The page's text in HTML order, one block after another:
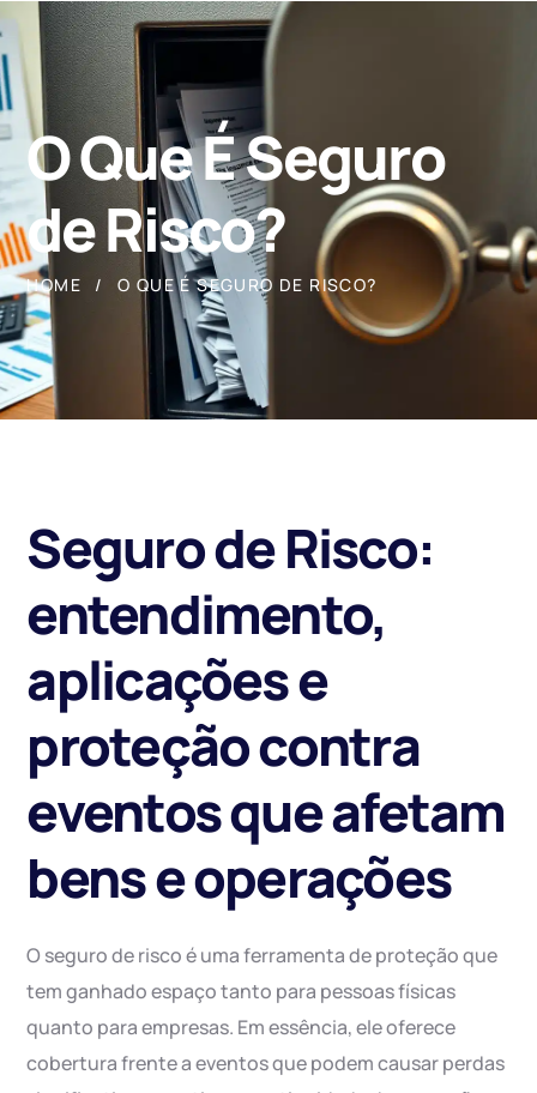
O Que É Seguro
de Risco?
HOME O QUE É SEGURO DE RISCO?
Seguro de Risco:
entendimento,
aplicações e
proteção contra
eventos que afetam
bens e operações
O seguro de risco é uma ferramenta de proteção que
tem ganhado espaço tanto para pessoas físicas
quanto para empresas. Em essência, ele oferece
cobertura frente a eventos que podem causar perdas